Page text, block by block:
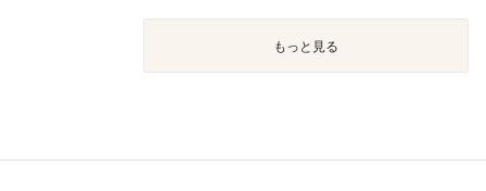
もっと見る